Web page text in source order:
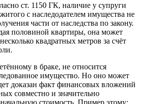
ст. 1150 ГК, наличие у супруги
с наследодателем имущества не
части от наследства по закону.
половиной квартиры, она может
квадратных метров за счёт
в браке, не относится
имущество. Но оно может
доказан факт финансовых вложений
совместно и значительно
стоимость. Пример этому: